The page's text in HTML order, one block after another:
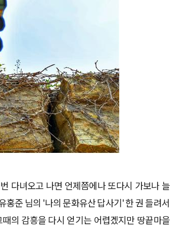
다녀오고 나면 언제쯤에나 또다시 가보나 늘
홍준 님의 '나의 문화유산 답사기' 한 권 들려서
의 감흥을 다시 얻기는 어렵겠지만 땅끝마을